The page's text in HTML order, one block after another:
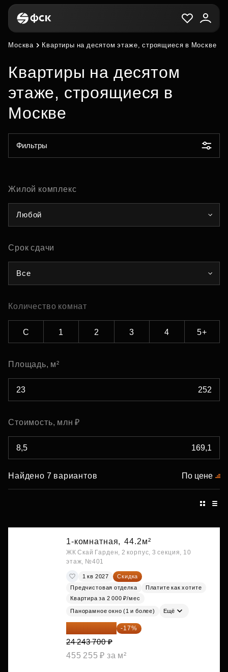
Москва Квартиры на десятом этаже, строящиеся в Москве
Квартиры на десятом
этаже, строящиеся в
Москве
Фильтры
Жилой комплекс
Любой
Срок сдачи
Все
Количество комнат
С 1 2 3 4 5+
Площадь, м²
Стоимость, млн ₽
Найдено 7 вариантов По цене
1-комнатная, 44.2м²
ЖК Скай Гарден, 2 корпус, 3 секция, 10
этаж, №401
1 кв 2027
Скидка
Предчистовая отделка
Платите как хотите
Квартира за 2 000 ₽/мес
Панорамное окно (1 и более) Ещё
20 122 271 ₽ -17%
24 243 700 ₽
455 255 ₽ за м²